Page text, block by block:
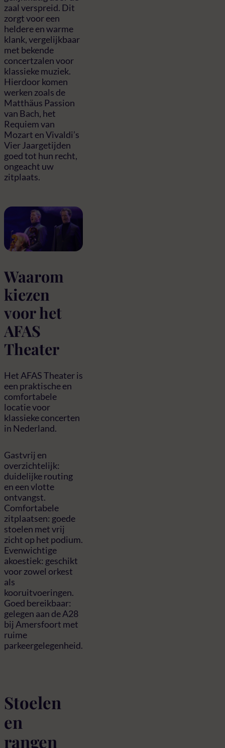
zaal verspreid. Dit
zorgt voor een
heldere en warme
klank, vergelijkbaar
met bekende
concertzalen voor
klassieke muziek.
Hierdoor komen
werken zoals de
Matthäus Passion
van Bach, het
Requiem van
Mozart en Vivaldi’s
Vier Jaargetijden
goed tot hun recht,
ongeacht uw
zitplaats.
Waarom
kiezen
voor het
AFAS
Theater
Het AFAS Theater is
een praktische en
comfortabele
locatie voor
klassieke concerten
in Nederland.
Gastvrij en
overzichtelijk:
duidelijke routing
en een vlotte
ontvangst.
Comfortabele
zitplaatsen: goede
stoelen met vrij
zicht op het podium.
Evenwichtige
akoestiek: geschikt
voor zowel orkest
als
kooruitvoeringen.
Goed bereikbaar:
gelegen aan de A28
bij Amersfoort met
ruime
parkeergelegenheid.
Stoelen
en
rangen